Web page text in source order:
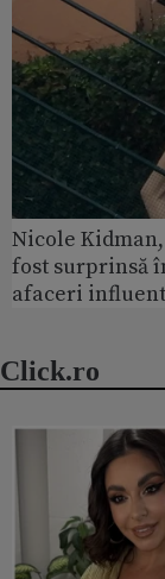
Nicole
fost surprinsă
afaceri influent
Click.ro